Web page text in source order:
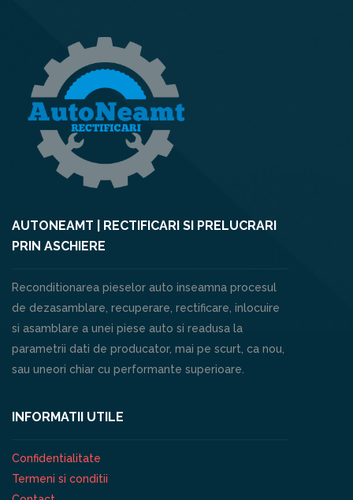
AUTONEAMT | RECTIFICARI SI PRELUCRARI
PRIN ASCHIERE
Reconditionarea pieselor auto inseamna procesul
de dezasamblare, recuperare, rectificare, inlocuire
si asamblare a unei piese auto si readusa la
parametrii dati de producator, mai pe scurt, ca nou,
sau uneori chiar cu performante superioare.
INFORMATII UTILE
Confidentialitate
Termeni si conditii